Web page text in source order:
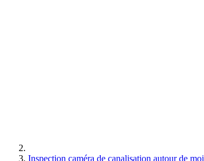
Inspection caméra de canalisation autour de moi